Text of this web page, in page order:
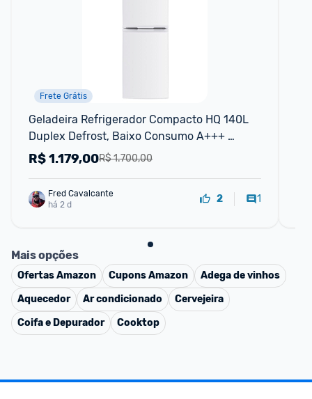
Frete Grátis
Geladeira Refrigerador Compacto HQ 140L
Duplex Defrost, Baixo Consumo A+++
Branco HQ-140RDF (127, Volts)
R$ 1.700,00
R$1.179,00
Fred Cavalcante
há 2 d
2 1
Mais opções
OfertasAmazon CuponsAmazon
Adega de vinhos
Aquecedor
Ar condicionado
Cervejeira
Coifa e Depurador
Cooktop